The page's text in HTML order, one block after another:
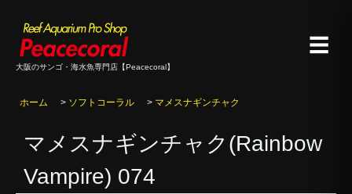
大阪のサンゴ・海水魚専門店【Peacecoral】
☰
ホーム > ソフトコーラル > マメスナギンチャク
マメスナギンチャク(Rainbow
Vampire) 074